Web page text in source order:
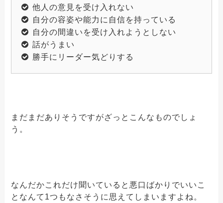
他人の意見を受け入れない
自分の容姿や能力に自信を持っている
自分の間違いを受け入れようとしない
話がうまい
勝手にリーダー気どりする
まだまだありそうですがざっとこんなものでしょ
う。
なんだかこれだけ聞いていると悪口ばかりでいいこ
となんて1つもなさそうに思えてしまいますよね。